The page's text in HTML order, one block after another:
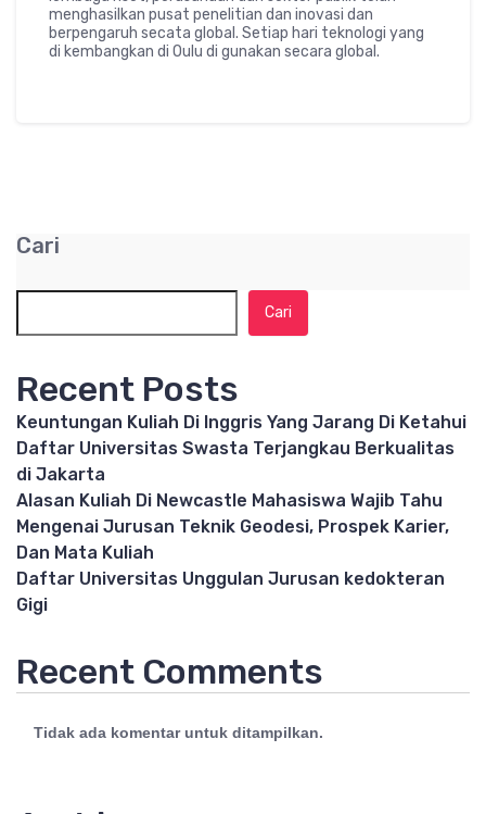
menghasilkan pusat penelitian dan inovasi dan
berpengaruh secata global. Setiap hari teknologi yang
di kembangkan di Oulu di gunakan secara global.
Cari
Cari
Recent Posts
Keuntungan Kuliah Di Inggris Yang Jarang Di Ketahui
Daftar Universitas Swasta Terjangkau Berkualitas
di Jakarta
Alasan Kuliah Di Newcastle Mahasiswa Wajib Tahu
Mengenai Jurusan Teknik Geodesi, Prospek Karier,
Dan Mata Kuliah
Daftar Universitas Unggulan Jurusan kedokteran
Gigi
Recent Comments
Tidak ada komentar untuk ditampilkan.